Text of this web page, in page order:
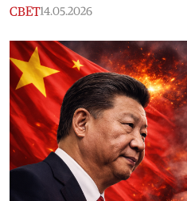
СВЕТ14.05.2026